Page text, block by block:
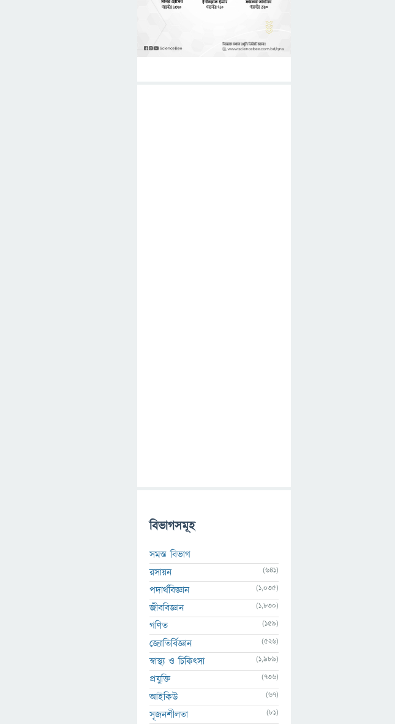
বিভাগসমূহ
সমস্ত বিভাগ
রসায়ন
(641)
পদার্থবিজ্ঞান (1,035)
জীববিজ্ঞান (1,830)
গণিত (159)
জ্যোতির্বিজ্ঞান (526)
স্বাস্থ্য ও চিকিৎসা (1,989)
প্রযুক্তি (736)
আইকিউ (67)
সৃজনশীলতা (81)